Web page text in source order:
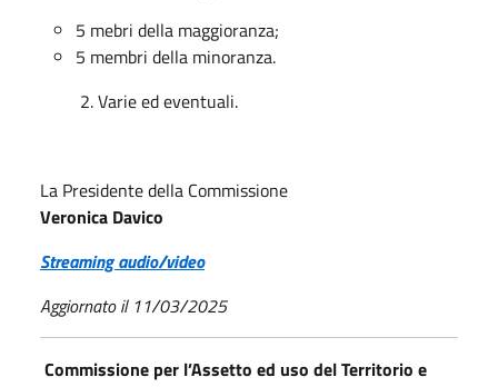
5 mebri della maggioranza;
5 membri della minoranza.
2. Varie ed eventuali.
La Presidente della Commissione
Veronica Davico
Streaming audio/video
Aggiornato il 11/03/2025
Commissione per l’Assetto ed uso del Territorio e